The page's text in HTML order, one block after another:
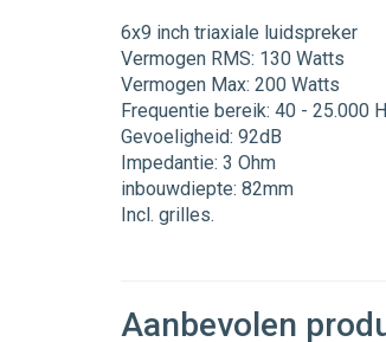
6x9 inch triaxiale luidspreker
Vermogen RMS: 130 Watts
Vermogen Max: 200 Watts
Frequentie bereik: 40 - 25.000
Gevoeligheid: 92dB
Impedantie: 3 Ohm
inbouwdiepte: 82mm
Incl. grilles.
Aanbevolen